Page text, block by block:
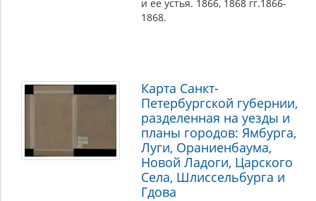
и ее устья. 1866, 1868 гг.1866-
1868.
Карта Cанкт-
Петербургской губернии,
разделенная на уезды и
планы городов: Ямбурга,
Луги, Ораниенбаума,
Новой Ладоги, Царского
Села, Шлиссельбурга и
Гдова